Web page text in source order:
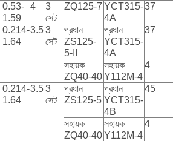
0.53-
1.59
4
3
সেট
ZQ125-7 YCT315-
4A
37
0.214-
1.64
3.53
সেট
প্রধান
ZS125-
5-II
প্রধান
YCT315-
4A
37
সহায়ক
ZQ40-40
সহায়ক
Y112M-4
4
0.214-
1.64
3.53
সেট
প্রধান
ZS125-5
প্রধান
YCT315-
4B
45
সহায়ক
ZQ40-40
সহায়ক
Y112M-4
4